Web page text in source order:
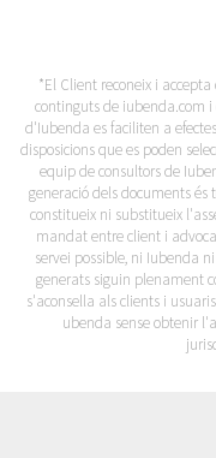
*El Client reconeix i
continguts de iubenda.com
d'Iubenda es faciliten a
disposicions que es poden
equip de consultors de
generació dels documents
constitueix ni substitueix
mandat entre client i
servei possible, ni Iubenda
generats siguin plenament
s'aconsella als clients i
ubenda sense obtenir